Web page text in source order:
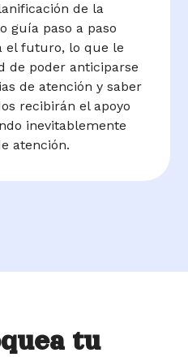
de la
guía paso a paso
el futuro, lo que le
de poder anticiparse
de atención y saber
recibirán el apoyo
inevitablemente
atención.
tu